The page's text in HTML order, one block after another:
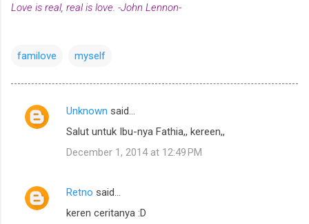
Love is real, real is love. -John Lennon-
familove myself
C
e
Unknown said…
Salut untuk Ibu-nya Fathia,, kereen,,
December 1, 2014 at 12:49 PM
Retno said…
keren ceritanya :D